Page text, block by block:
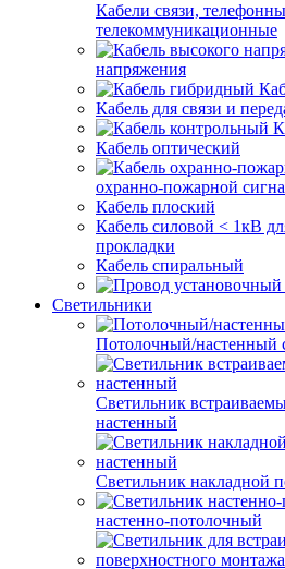
Кабели связи,
телекоммуникационные
напряжения
Кабель для связи и
Кабель оптический
охранно-пожарной
Кабель плоский
Кабель силовой < 1кВ
прокладки
Кабель спиральный
Светильники
Потолочный/настенный
Светильник
настенный
Светильник накладной
настенно-потолочный